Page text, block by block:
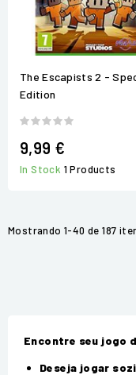
The Escapists 2 -
Edition
9,99 €
In Stock 1 Products
Mostrando 1-40 de 187
Encontre seu jogo
Deseja jogar